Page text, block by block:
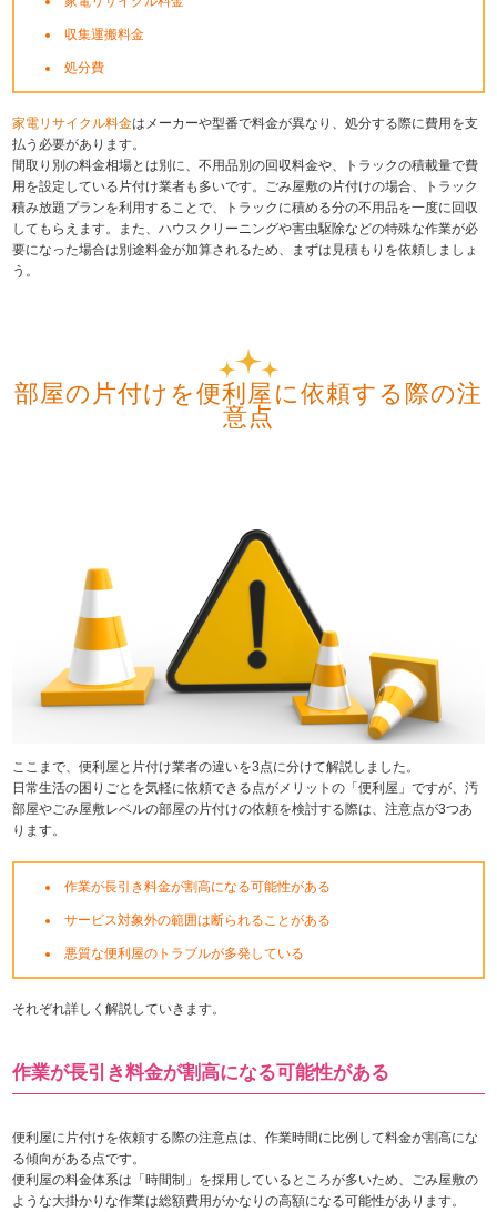
収集運搬料金
処分費
家電リサイクル料金はメーカーや型番で料金が異なり、処分する際に費用を支
払う必要があります。
間取り別の料金相場とは別に、不用品別の回収料金や、トラックの積載量で費
用を設定している片付け業者も多いです。ごみ屋敷の片付けの場合、トラック
積み放題プランを利用することで、トラックに積める分の不用品を一度に回収
してもらえます。また、ハウスクリーニングや害虫駆除などの特殊な作業が必
要になった場合は別途料金が加算されるため、まずは見積もりを依頼しましょ
う。
部屋の片付けを便利屋に依頼する際の注
意点
ここまで、便利屋と片付け業者の違いを3点に分けて解説しました。
日常生活の困りごとを気軽に依頼できる点がメリットの「便利屋」ですが、汚
部屋やごみ屋敷レベルの部屋の片付けの依頼を検討する際は、注意点が3つあ
ります。
作業が長引き料金が割高になる可能性がある
サービス対象外の範囲は断られることがある
悪質な便利屋のトラブルが多発している
それぞれ詳しく解説していきます。
作業が長引き料金が割高になる可能性がある
便利屋に片付けを依頼する際の注意点は、作業時間に比例して料金が割高にな
る傾向がある点です。
便利屋の料金体系は「時間制」を採用しているところが多いため、ごみ屋敷の
ような大掛かりな作業は総額費用がかなりの高額になる可能性があります。